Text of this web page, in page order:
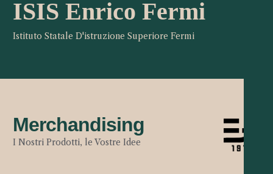
ISIS Enrico Fermi
Istituto Statale D'istruzione Superiore Fermi
Merchandising
I Nostri Prodotti, le Vostre Idee